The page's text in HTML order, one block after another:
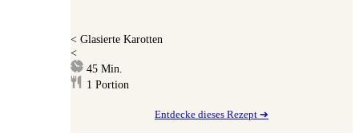
< Glasierte Karotten
<
45 Minuten
Min.
1 Portion
Entdecke dieses Rezept ➔